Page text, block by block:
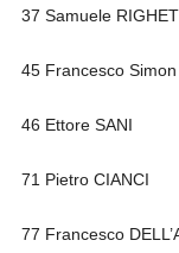
37 Samuele
45 Francesco
46 Ettore SANI
71 Pietro CIANCI
77 Francesco